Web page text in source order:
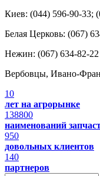
Киев: (044) 596-90-33;
Белая Церковь: (067)
Нежин: (067) 634-82-22
Вербовцы, Ивано-
10
лет на агрорынке
138800
наименований
950
довольных клиентов
140
партнеров